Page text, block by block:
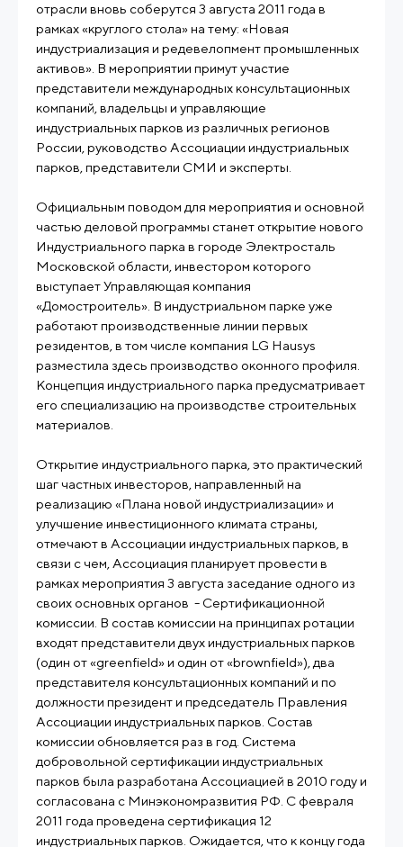
отрасли вновь соберутся 3 августа 2011 года в
рамках «круглого стола» на тему: «Новая
индустриализация и редевелопмент промышленных
активов». В мероприятии примут участие
представители международных консультационных
компаний, владельцы и управляющие
индустриальных парков из различных регионов
России, руководство Ассоциации индустриальных
парков, представители СМИ и эксперты.
Официальным поводом для мероприятия и основной
частью деловой программы станет открытие нового
Индустриального парка в городе Электросталь
Московской области, инвестором которого
выступает Управляющая компания
«Домостроитель». В индустриальном парке уже
работают производственные линии первых
резидентов, в том числе компания LG Hausys
разместила здесь производство оконного профиля.
Концепция индустриального парка предусматривает
его специализацию на производстве строительных
материалов.
Открытие индустриального парка, это практический
шаг частных инвесторов, направленный на
реализацию «Плана новой индустриализации» и
улучшение инвестиционного климата страны,
отмечают в Ассоциации индустриальных парков, в
связи с чем, Ассоциация планирует провести в
рамках мероприятия 3 августа заседание одного из
своих основных органов - Сертификационной
комиссии. В состав комиссии на принципах ротации
входят представители двух индустриальных парков
(один от «greenfield» и один от «brownfield»), два
представителя консультационных компаний и по
должности президент и председатель Правления
Ассоциации индустриальных парков. Состав
комиссии обновляется раз в год. Система
добровольной сертификации индустриальных
парков была разработана Ассоциацией в 2010 году и
согласована с Минэкономразвития РФ. С февраля
2011 года проведена сертификация 12
индустриальных парков. Ожидается, что к концу года